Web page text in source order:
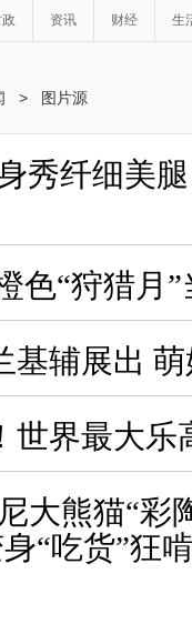
资讯 财经 生
> 图片源
秀纤细美
色“狩猎月”
基辅展出
世界最大乐
大熊猫“彩
“吃货”狂